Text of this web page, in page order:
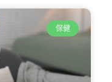
保健